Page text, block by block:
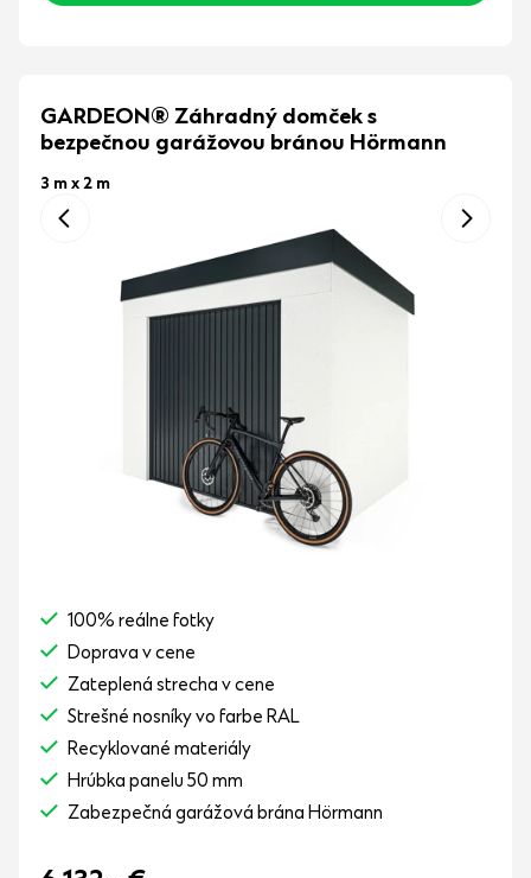
GARDEON® Záhradný domček s
bezpečnou garážovou bránou Hörmann
3 m x 2 m
100% reálne fotky
Doprava v cene
Zateplená strecha v cene
Strešné nosníky vo farbe RAL
Recyklované materiály
Hrúbka panelu 50 mm
Zabezpečná garážová brána Hörmann